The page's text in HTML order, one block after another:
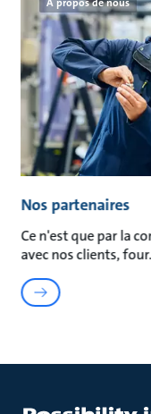
À propos de nous
Nos partenaires
Ce n'est que par la
avec nos clients, four